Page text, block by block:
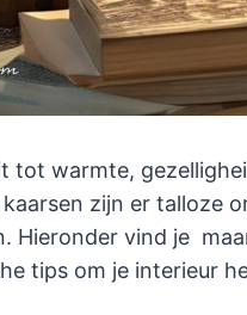
tot warmte,
kaarsen zijn er talloze
Hieronder vind je
tips om je interieur